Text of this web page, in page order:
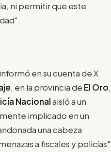
ni permitir que este
informó en su cuenta de X
, en la provincia de El Oro,
Nacionalaisló a un
implicado en un
una cabeza
a fiscales y policías"